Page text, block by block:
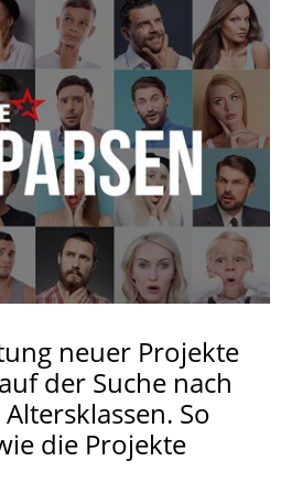
neuer Projekte
der Suche nach
So
die Projekte